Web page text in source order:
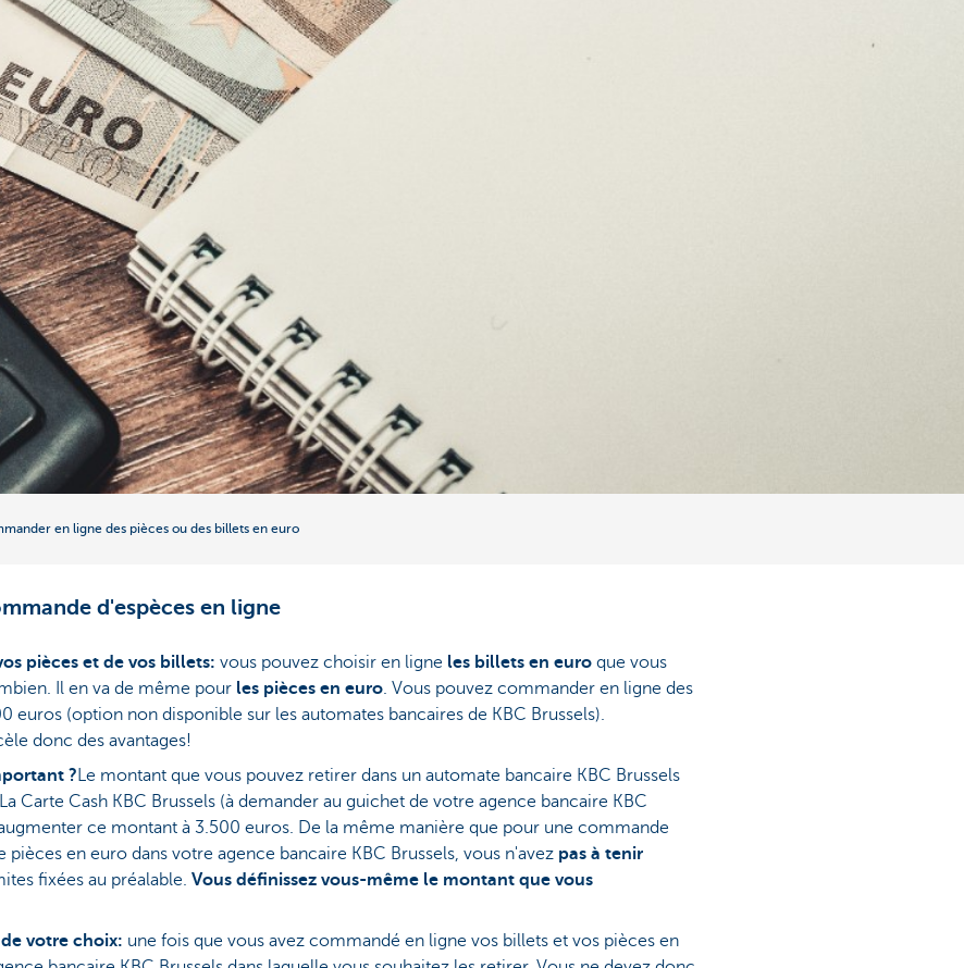
en ligne des pièces ou des billets en euro
d'espèces en ligne
pièces et de vos billets: vous pouvez choisir en ligne les billets en euro que vous
Il en va de même pour les pièces en euro. Vous pouvez commander en ligne des
euros (option non disponible sur les automates bancaires de KBC Brussels).
donc des avantages!
?Le montant que vous pouvez retirer dans un automate bancaire KBC Brussels
Carte Cash KBC Brussels (à demander au guichet de votre agence bancaire KBC
ce montant à 3.500 euros. De la même manière que pour une commande
en euro dans votre agence bancaire KBC Brussels, vous n'avez pas à tenir
fixées au préalable. Vous définissez vous-même le montant que vous
votre choix: une fois que vous avez commandé en ligne vos billets et vos pièces en